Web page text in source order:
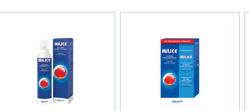
150ML NON PREVENTIV AL
CARRELLO